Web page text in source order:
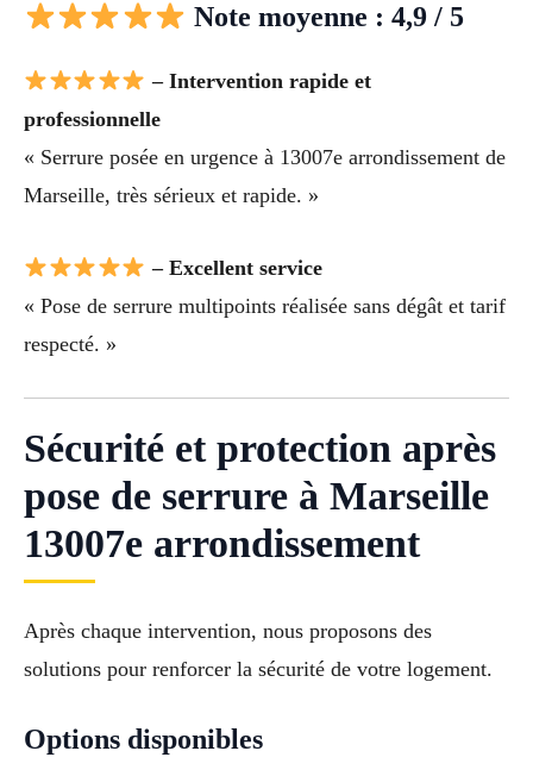
Note moyenne : 4,9 / 5
– Intervention rapide et
professionnelle
« Serrure posée en urgence à 13007e arrondissement de
Marseille, très sérieux et rapide. »
– Excellent service
« Pose de serrure multipoints réalisée sans dégât et tarif
respecté. »
Sécurité et protection après
pose de serrure à Marseille
13007e arrondissement
Après chaque intervention, nous proposons des
solutions pour renforcer la sécurité de votre logement.
Options disponibles